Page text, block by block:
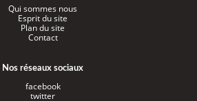
Qui sommes nous
Esprit du site
Plan du site
Contact
Nos réseaux sociaux
facebook
twitter